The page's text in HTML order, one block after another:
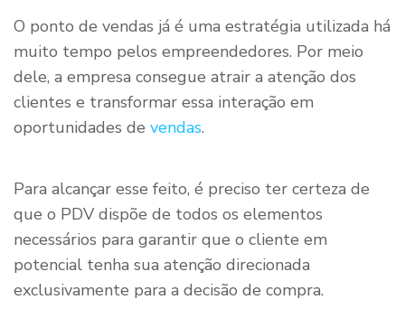
O ponto de vendas já é uma estratégia utilizada há
muito tempo pelos empreendedores. Por meio
dele, a empresa consegue atrair a atenção dos
clientes e transformar essa interação em
oportunidades de vendas.
Para alcançar esse feito, é preciso ter certeza de
que o PDV dispõe de todos os elementos
necessários para garantir que o cliente em
potencial tenha sua atenção direcionada
exclusivamente para a decisão de compra.